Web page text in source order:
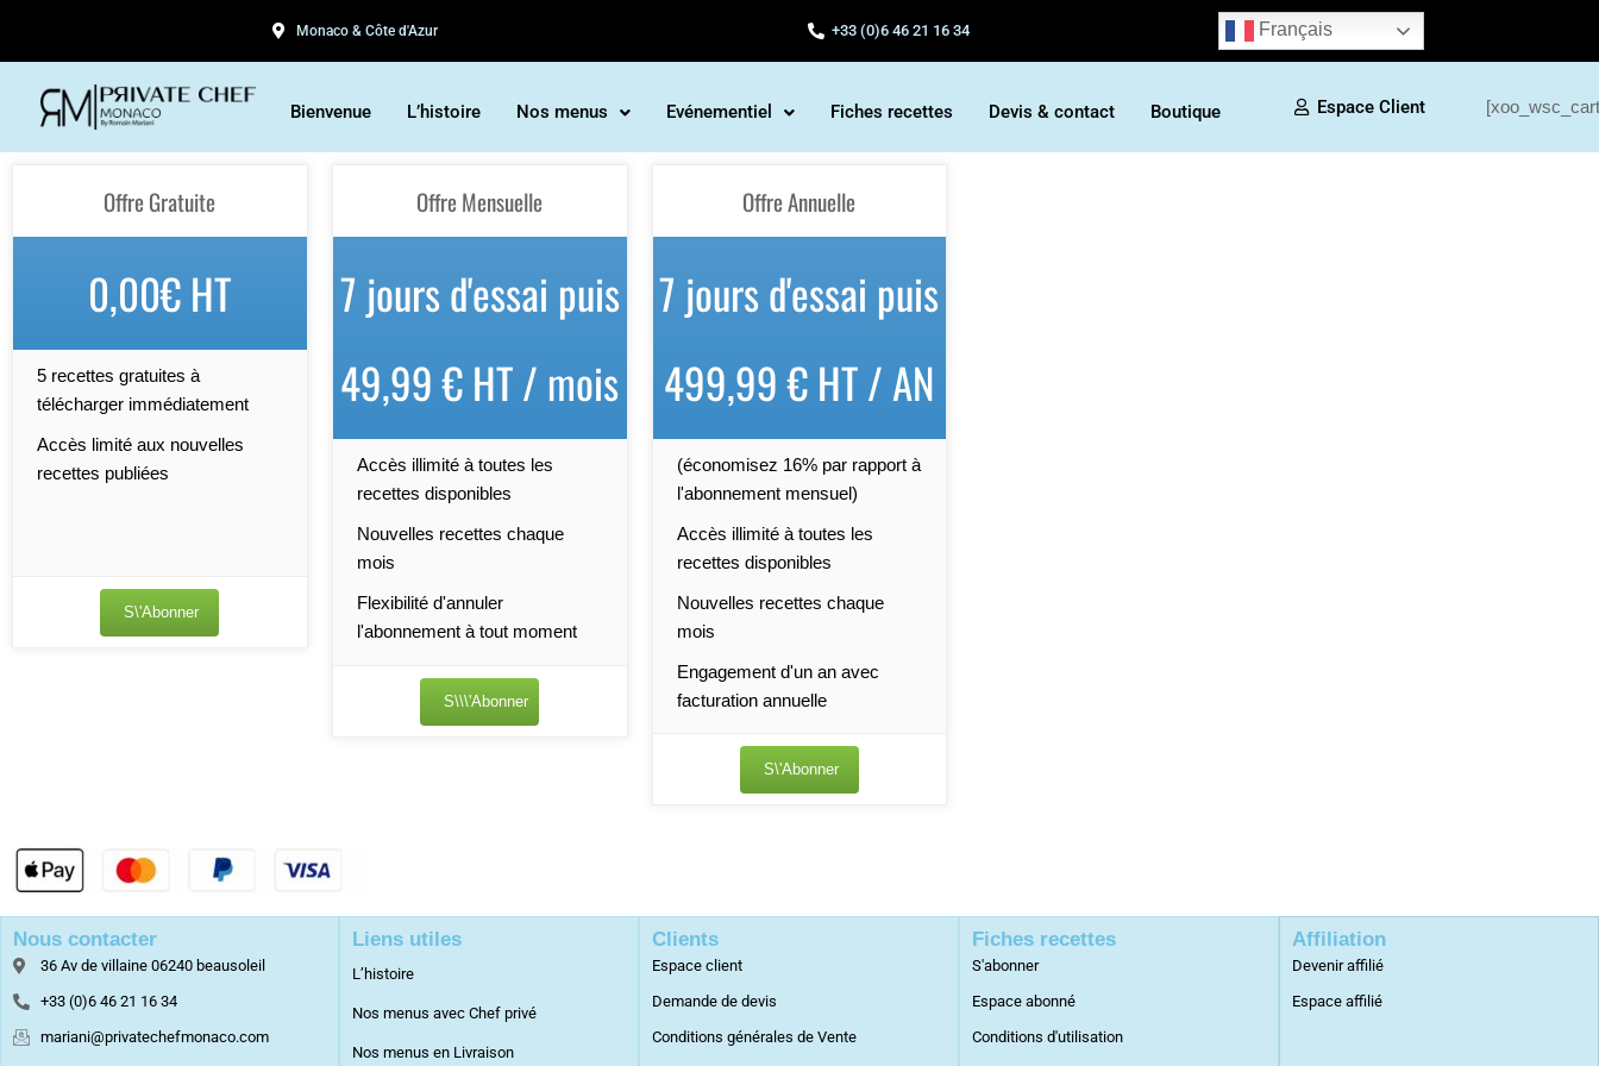
Monaco & Côte d'Azur +33 (0)6 46 21 16 34 Français
Bienvenue L’histoire Nos menus Evénementiel Fiches recettes Devis & contact Boutique Espace Client
Offre Gratuite
0,00€ HT
5 recettes gratuites à
télécharger immédiatement
Accès limité aux nouvelles
recettes publiées
S\'abonner
Offre Mensuelle
7 jours d'essai puis
49,99 € HT / mois
Accès illimité à toutes les
recettes disponibles
Nouvelles recettes chaque
mois
Flexibilité d'annuler
l'abonnement à tout moment
S\\\'abonner
Offre Annuelle
7 jours d'essai puis
499,99 € HT / AN
(économisez 16% par rapport à
l'abonnement mensuel)
Accès illimité à toutes les
recettes disponibles
Nouvelles recettes chaque
mois
Engagement d'un an avec
facturation annuelle
S\'abonner
Nous contacter
36 Av de villaine 06240 beausoleil
+33 (0)6 46 21 16 34
mariani@privatechefmonaco.com
Liens utiles
L’histoire
Nos menus avec Chef privé
Nos menus en Livraison
Clients
Espace client
Demande de devis
Conditions générales de Vente
Fiches recettes
S'abonner
Espace abonné
Conditions d'utilisation
Affiliation
Devenir affilié
Espace affilié